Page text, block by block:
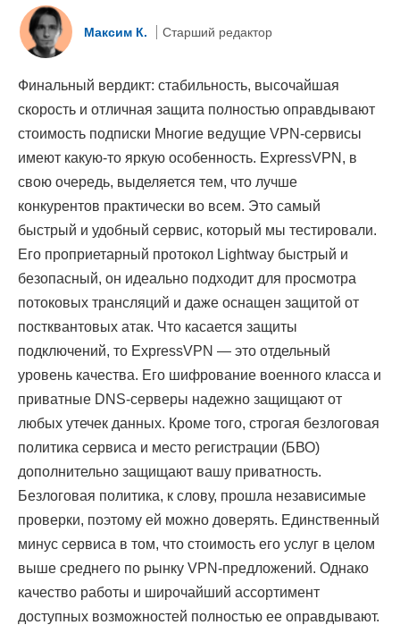
Максим К. Старший редактор
Финальный вердикт: стабильность, высочайшая
скорость и отличная защита полностью оправдывают
стоимость подписки Многие ведущие VPN-сервисы
имеют какую-то яркую особенность. ExpressVPN, в
свою очередь, выделяется тем, что лучше
конкурентов практически во всем. Это самый
быстрый и удобный сервис, который мы тестировали.
Его проприетарный протокол Lightway быстрый и
безопасный, он идеально подходит для просмотра
потоковых трансляций и даже оснащен защитой от
постквантовых атак. Что касается защиты
подключений, то ExpressVPN — это отдельный
уровень качества. Его шифрование военного класса и
приватные DNS-серверы надежно защищают от
любых утечек данных. Кроме того, строгая безлоговая
политика сервиса и место регистрации (БВО)
дополнительно защищают вашу приватность.
Безлоговая политика, к слову, прошла независимые
проверки, поэтому ей можно доверять. Единственный
минус сервиса в том, что стоимость его услуг в целом
выше среднего по рынку VPN-предложений. Однако
качество работы и широчайший ассортимент
доступных возможностей полностью ее оправдывают.